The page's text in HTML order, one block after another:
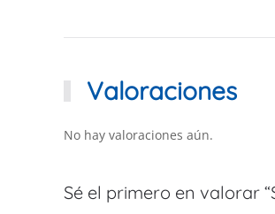
Valoraciones
No hay valoraciones aún.
Sé el primero en valorar